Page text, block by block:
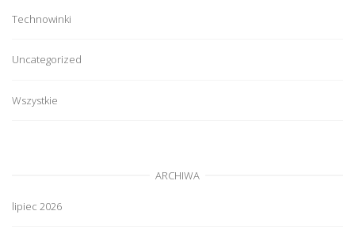
Technowinki
Uncategorized
Wszystkie
ARCHIWA
lipiec 2026